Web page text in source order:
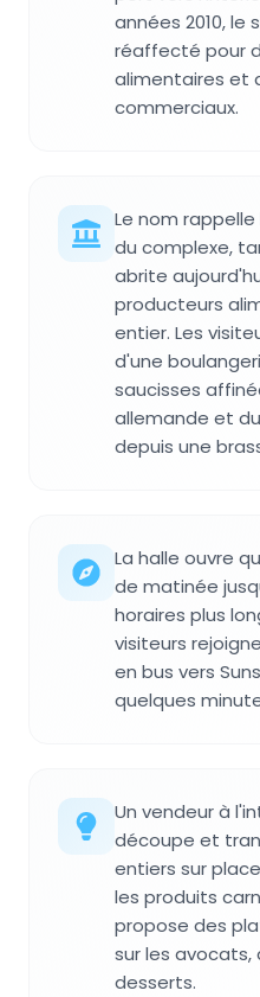
années 2010,
réaffecté pour
alimentaires et
commerciaux.
Le nom
du complexe,
abrite
producteurs
entier. Les
d'une
saucisses
allemande et
depuis une
La halle ouvre
de matinée
horaires plus
visiteurs
en bus vers
quelques
Un vendeur à
découpe et
entiers sur
les produits
propose des
sur les avocats,
desserts.